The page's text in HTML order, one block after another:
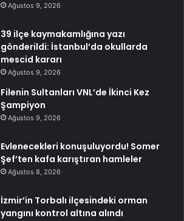
Ağustos 9, 2026
39 ilçe kaymakamlığına yazı
gönderildi: İstanbul’da okullarda
mescid kararı
Ağustos 9, 2026
Filenin Sultanları VNL’de İkinci Kez
Şampiyon
Ağustos 9, 2026
Evlenecekleri konuşuluyordu! Somer
Şef’ten kafa karıştıran hamleler
Ağustos 8, 2026
İzmir’in Torbalı ilçesindeki orman
yangını kontrol altına alındı